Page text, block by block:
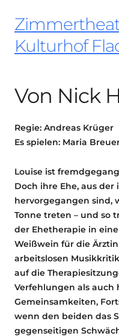
Kulturhof
Von Nick
Regie: Andreas Krüger
Es spielen: Maria
Louise ist
Doch ihre Ehe, aus
hervorgegangen sind,
Tonne treten – und so
der Ehetherapie in
Weißwein für die
arbeitslosen
auf die
Verfehlungen als
Gemeinsamkeiten,
wenn den beiden das
gegenseitigen